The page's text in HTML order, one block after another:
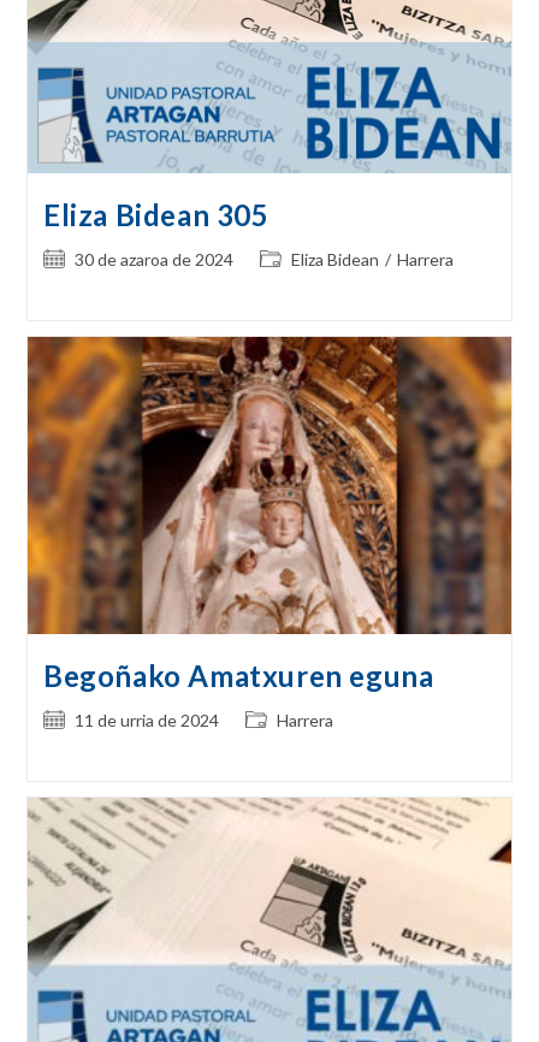
Eliza Bidean 305
Post30 de azaroa de 2024
PostEliza Bidean / Harrera
Begoñako Amatxuren eguna
Post11 de urria de 2024
PostHarrera